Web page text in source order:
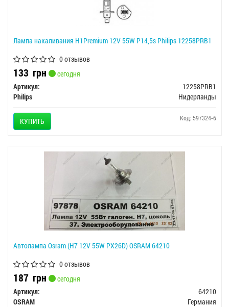
Лампа накаливания H1Premium 12V 55W P14,5s Philips 12258PRB1
0 отзывов
133 грн
сегодня
Артикул:
12258PRB1
Philips
Нидерланды
КУПИТЬ Код: 597324-6
Автолампа Osram (H7 12V 55W PX26D) OSRAM 64210
0 отзывов
187 грн
сегодня
Артикул:
64210
OSRAM
Германия